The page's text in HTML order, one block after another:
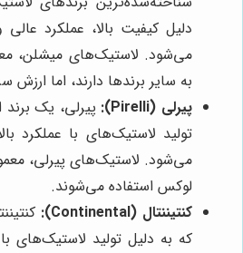
دلیل کیفیت بالا، عملکرد
می‌شود. لاستیک‌های میشلن،
به سایر برندها دارند، اما ارزش
پیرلی (Pirelli):
پیرلی، یک برند
تولید لاستیک‌های با عملکرد
می‌شود. لاستیک‌های پیرلی،
لوکس استفاده می‌شوند.
کنتیننتال (Continental):
که به دلیل تولید لاستیک‌های با